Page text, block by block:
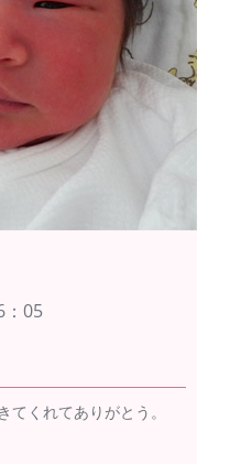
：05
くれてありがとう。